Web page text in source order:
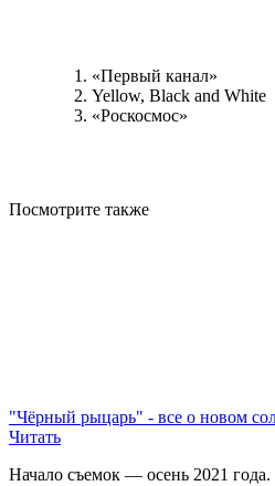
«Первый канал»
Yellow, Black and White
«Роскосмос»
Посмотрите также
"Чёрный рыцарь" - все о новом
Читать
Начало съемок — осень 2021